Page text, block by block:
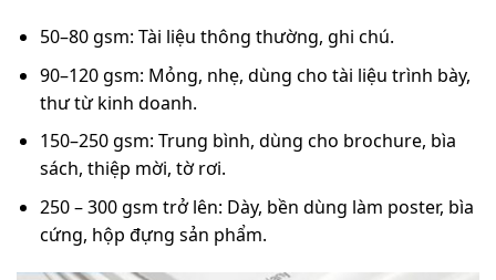
50–80 gsm: Tài liệu thông thường, ghi chú.
90–120 gsm: Mỏng, nhẹ, dùng cho tài liệu trình bày,
thư từ kinh doanh.
150–250 gsm: Trung bình, dùng cho brochure, bìa
sách, thiệp mời, tờ rơi.
250 – 300 gsm trở lên: Dày, bền dùng làm poster, bìa
cứng, hộp đựng sản phẩm.